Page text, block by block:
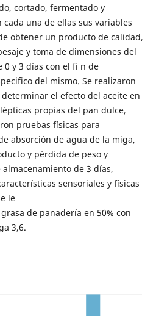
cortado, fermentado y
una de ellas sus variables
obtener un producto de calidad,
y toma de dimensiones del
y 3 días con el fi n de
del mismo. Se realizaron
el efecto del aceite en
propias del pan dulce,
pruebas físicas para
absorción de agua de la miga,
y pérdida de peso y
de 3 días,
sensoriales y físicas
le
de panadería en 50% con
3,6.